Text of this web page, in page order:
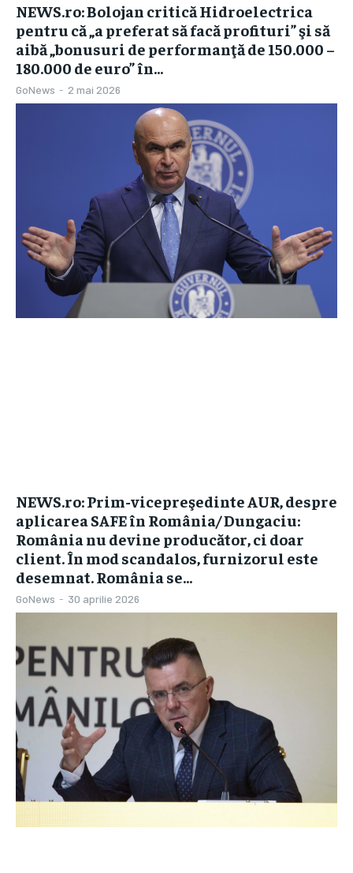
NEWS.ro: Bolojan critică Hidroelectrica
pentru că „a preferat să facă profituri” şi să
aibă „bonusuri de performanţă de 150.000 –
180.000 de euro” în...
GoNews - 2 mai 2026
NEWS.ro: Prim-vicepreşedinte AUR, despre
aplicarea SAFE în România/ Dungaciu:
România nu devine producător, ci doar
client. În mod scandalos, furnizorul este
desemnat. România se...
GoNews - 30 aprilie 2026